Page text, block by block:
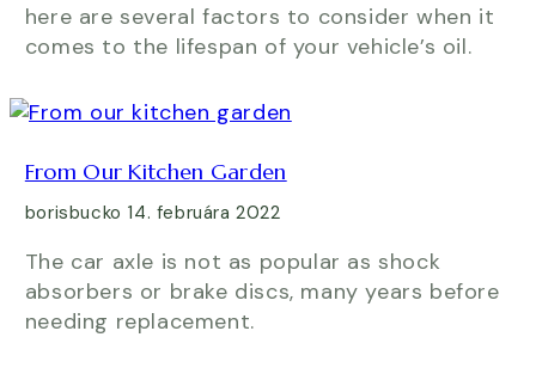
here are several factors to consider when it
comes to the lifespan of your vehicle’s oil.
From Our Kitchen Garden
borisbucko 14. februára 2022
The car axle is not as popular as shock
absorbers or brake discs, many years before
needing replacement.